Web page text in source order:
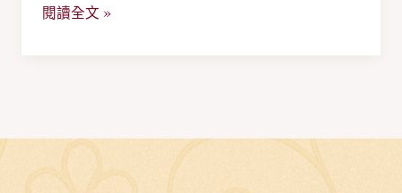
友
速
閱讀全文 »